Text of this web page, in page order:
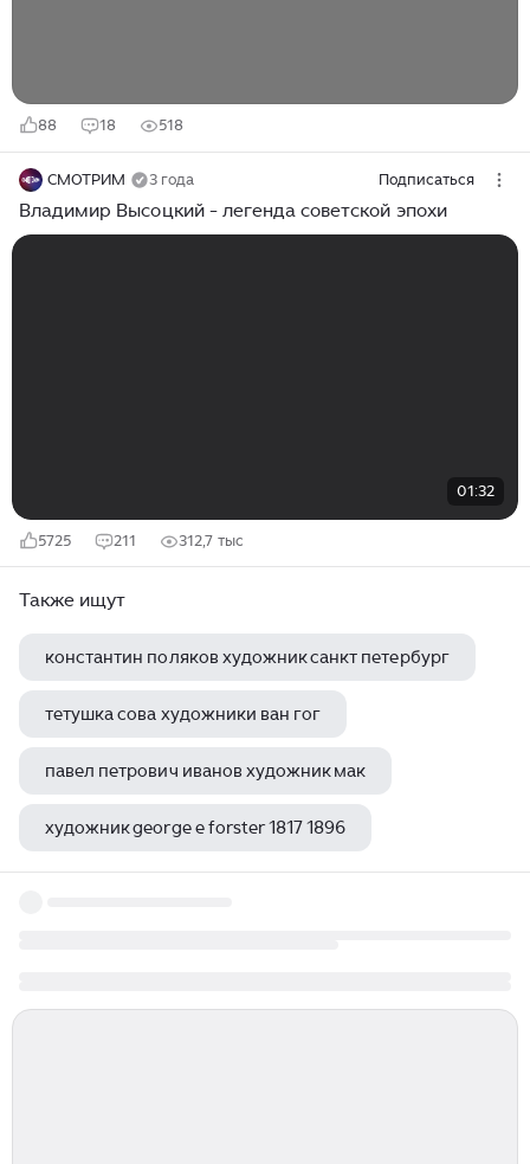
88 18 518
СМОТРИМ 3 года Подписаться
Владимир Высоцкий - легенда советской эпохи
01:32
5725 211 312,7 тыс
Также ищут
константин поляков художник санкт петербург
тетушка сова художники ван гог
павел петрович иванов художник мак
художник george e forster 1817 1896